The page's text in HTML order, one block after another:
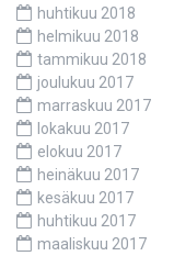
huhtikuu 2018
helmikuu 2018
tammikuu 2018
joulukuu 2017
marraskuu 2017
lokakuu 2017
elokuu 2017
heinäkuu 2017
kesäkuu 2017
huhtikuu 2017
maaliskuu 2017